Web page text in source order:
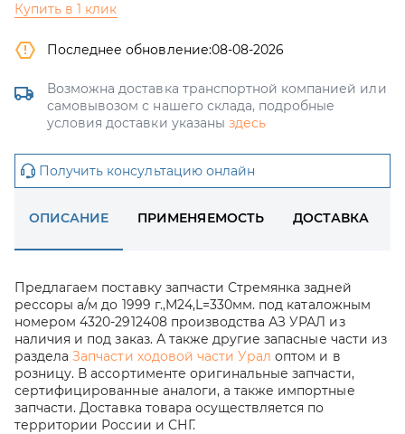
Купить в 1 клик
Последнее обновление:08-08-2026
Возможна доставка транспортной компанией или
самовывозом с нашего склада, подробные
условия доставки указаны здесь
Получить консультацию онлайн
ОПИСАНИЕ ПРИМЕНЯЕМОСТЬ ДОСТАВКА
Предлагаем поставку запчасти Стремянка задней
рессоры а/м до 1999 г.,М24,L=330мм. под каталожным
номером 4320-2912408 производства АЗ УРАЛ из
наличия и под заказ. А также другие запасные части из
разделаЗапчасти ходовой части Урал оптом и в
розницу. В ассортименте оригинальные запчасти,
сертифицированные аналоги, а также импортные
запчасти. Доставка товара осуществляется по
территории России и СНГ.